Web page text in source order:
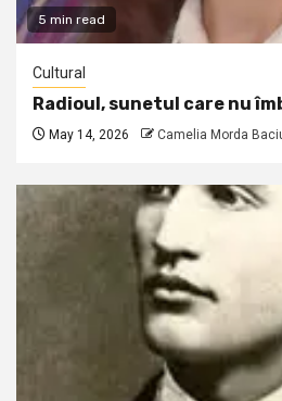
5 min read
Cultural
Radioul, sunetul care nu
May 14, 2026 Camelia Morda